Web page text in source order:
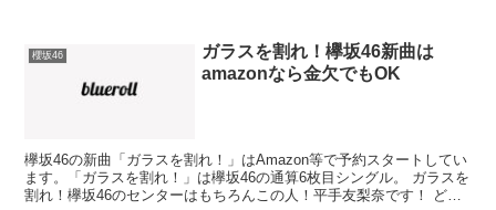
櫻坂46
ガラスを割れ！欅坂46新曲は
amazonなら金欠でもOK
欅坂46の新曲「ガラスを割れ！」はAmazon等で予約スタートしてい
ます。「ガラスを割れ！」は欅坂46の通算6枚目シングル。 ガラスを
割れ！欅坂46のセンターはもちろんこの人！平手友梨奈です！ どこ